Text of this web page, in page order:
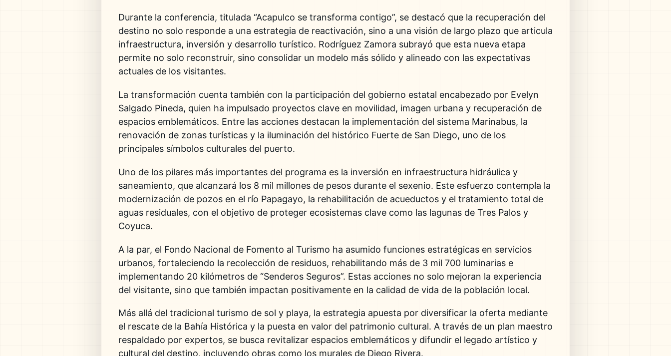
Durante la conferencia, titulada “Acapulco se transforma contigo”, se destacó que la recuperación del
destino no solo responde a una estrategia de reactivación, sino a una visión de largo plazo que articula
infraestructura, inversión y desarrollo turístico. Rodríguez Zamora subrayó que esta nueva etapa
permite no solo reconstruir, sino consolidar un modelo más sólido y alineado con las expectativas
actuales de los visitantes.
La transformación cuenta también con la participación del gobierno estatal encabezado por Evelyn
Salgado Pineda, quien ha impulsado proyectos clave en movilidad, imagen urbana y recuperación de
espacios emblemáticos. Entre las acciones destacan la implementación del sistema Marinabus, la
renovación de zonas turísticas y la iluminación del histórico Fuerte de San Diego, uno de los
principales símbolos culturales del puerto.
Uno de los pilares más importantes del programa es la inversión en infraestructura hidráulica y
saneamiento, que alcanzará los 8 mil millones de pesos durante el sexenio. Este esfuerzo contempla la
modernización de pozos en el río Papagayo, la rehabilitación de acueductos y el tratamiento total de
aguas residuales, con el objetivo de proteger ecosistemas clave como las lagunas de Tres Palos y
Coyuca.
A la par, el Fondo Nacional de Fomento al Turismo ha asumido funciones estratégicas en servicios
urbanos, fortaleciendo la recolección de residuos, rehabilitando más de 3 mil 700 luminarias e
implementando 20 kilómetros de “Senderos Seguros”. Estas acciones no solo mejoran la experiencia
del visitante, sino que también impactan positivamente en la calidad de vida de la población local.
Más allá del tradicional turismo de sol y playa, la estrategia apuesta por diversificar la oferta mediante
el rescate de la Bahía Histórica y la puesta en valor del patrimonio cultural. A través de un plan maestro
respaldado por expertos, se busca revitalizar espacios emblemáticos y difundir el legado artístico y
cultural del destino, incluyendo obras como los murales de Diego Rivera.